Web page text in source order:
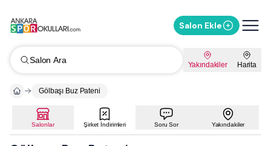
Salon Ekle
Salon Ara Yakındakiler Harita
Gölbaşı Buz Pateni
Salonlar Şirket İndirimleri Soru Sor Yakındakiler